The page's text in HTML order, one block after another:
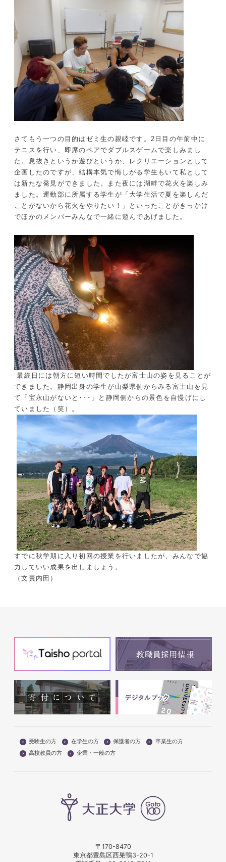
さてもう一つの目的はゼミ生の親睦です。2日目の午前中に
テニスを行い、即席のペアでダブルスゲームで楽しみまし
た。息抜きというか遊びというか、レクリエーションとして
企画したのですが、結構本気で悔しがる学生もいて私として
は新たな発見ができました。また夜には湖畔で花火を楽しみ
ました。運動部に所属する学生が「大学生活で夏を楽しんだ
ことがないから花火をやりたい！」といったことがきっかけ
でほかのメンバーみんなで一緒に遊んであげました。
最終日には朝方に短い時間でしたが富士山の姿を見ることが
できました。静岡出身の学生が山梨県側からみる富士山を見
て「宝永山がないと･･･」と静岡側からの景色を自慢げにし
ていました（笑）。
すでに秋学期に入り初回の授業を行いましたが、みんなで協
力していい成果を出しましょう。
（文責内田）
受験生の方 在学生の方 保護者の方
卒業生の方
高校教員の方
企業・一般の方
〒170-8470
東京都豊島区西巣鴨3-20-1